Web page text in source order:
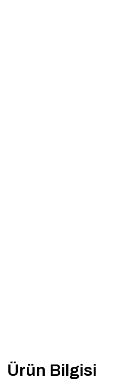
Ürün Bilgisi